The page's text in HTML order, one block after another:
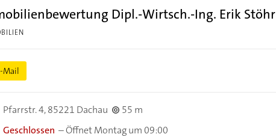
Dipl.-Wirtsch.-Ing. Erik Stöhr
Mail
Pfarrstr. 4,85221 Dachau
55 m
Geschlossen –Öffnet Montag um 09:00